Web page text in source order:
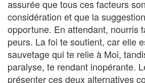
assurée que tous ces facteurs
considération et que la
opportune. En attendant, nourris
peurs. La foi te soutient, car elle
sauvetage qui te relie à Moi,
paralyse, te rendant inopérante.
présenter ces deux alternatives